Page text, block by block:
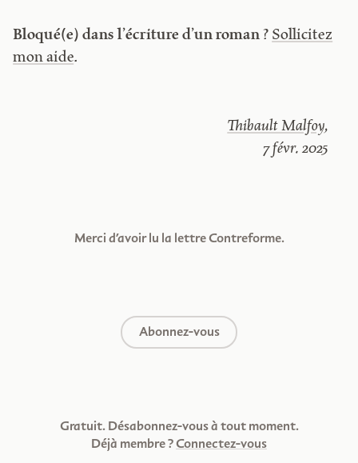
Bloqué(e) dans l’écriture d’un roman ? Sollicitez
mon aide.
Thibault Malfoy,
7 févr. 2025
Merci d’avoir lu la lettre Contreforme.
Abonnez-vous
Gratuit. Désabonnez-vous à tout moment.
Déjà membre ?Connectez-vous